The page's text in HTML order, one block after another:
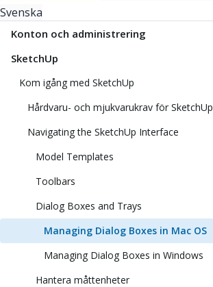
Svenska
Konton och administrering
SketchUp
Kom igång med SketchUp
Hårdvaru- och mjukvarukrav för SketchUp
Navigating the SketchUp Interface
Model Templates
Toolbars
Dialog Boxes and Trays
Managing Dialog Boxes in Mac OS
Managing Dialog Boxes in Windows
Hantera måttenheter